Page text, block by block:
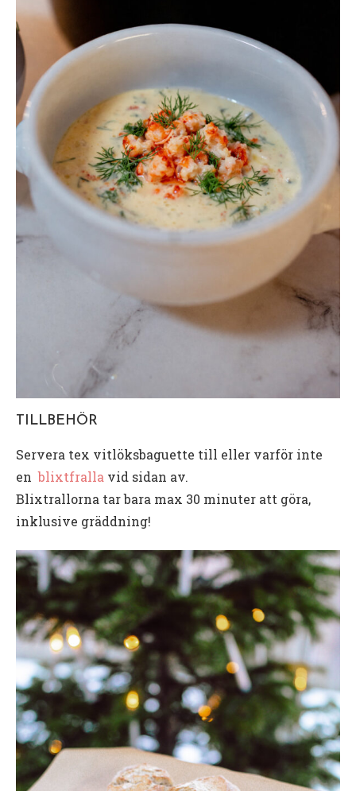
TILLBEHÖR
Servera tex vitlöksbaguette till eller varför inte
enblixtfralla vid sidan av.
Blixtrallorna tar bara max 30 minuter att göra,
inklusive gräddning!